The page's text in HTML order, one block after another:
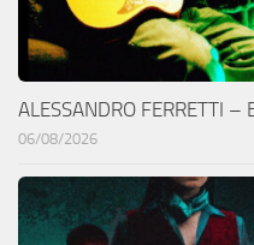
ALESSANDRO FERRETTI
06/08/2026